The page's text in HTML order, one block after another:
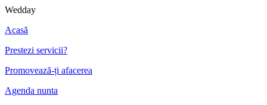
Wedday
Acasă
Prestezi servicii?
Promovează-ți afacerea
Agenda nunta